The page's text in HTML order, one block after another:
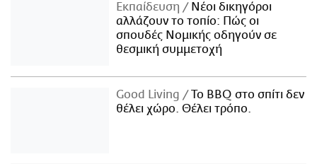
Εκπαίδευση
Νέοι δικηγόροι
αλλάζουν το τοπίο: Πώς οι
σπουδές Νομικής οδηγούν σε
θεσμική συμμετοχή
Good Living
Το BBQ στο σπίτι δεν
θέλει χώρο. Θέλει τρόπο.